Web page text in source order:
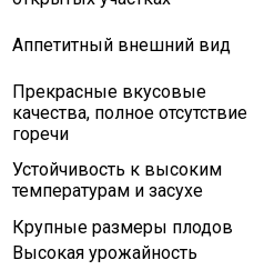
Аппетитный внешний вид
Прекрасные вкусовые
качества, полное отсутствие
горечи
Устойчивость к высоким
температурам и засухе
Крупные размеры плодов
Высокая урожайность